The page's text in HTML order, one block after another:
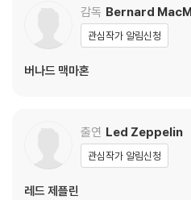
※ 디스크 재생 불량
1) 기기 문제로 인해 발생하는 재생 불
가하니 최신 소프트웨어로 업데이트
것을 권유해 드립니다.
3) 일부 PC 연결형 ODD의 경우 호환
생이 불가능한 경우가 있습니다. 독립
며, ODD 사용으로 인한 재생 불량의
감독 Bernard
관심작가 알림신청
버나드 맥마혼
출연 Led Zeppelin
관심작가 알림신청
레드 제플린